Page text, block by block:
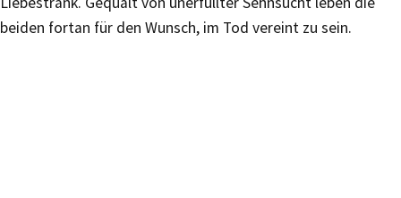
beiden fortan für den Wunsch, im Tod vereint zu sein.